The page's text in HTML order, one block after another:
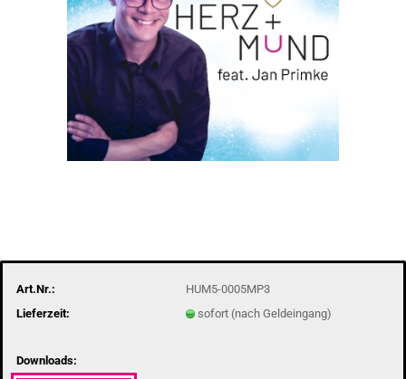
Art.Nr.:
HUM5-0005MP3
Lieferzeit:
sofort (nach Geldeingang)
Downloads: